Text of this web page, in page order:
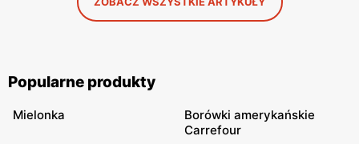
Popularne produkty
Mielonka
Borówki amerykańskie
Carrefour